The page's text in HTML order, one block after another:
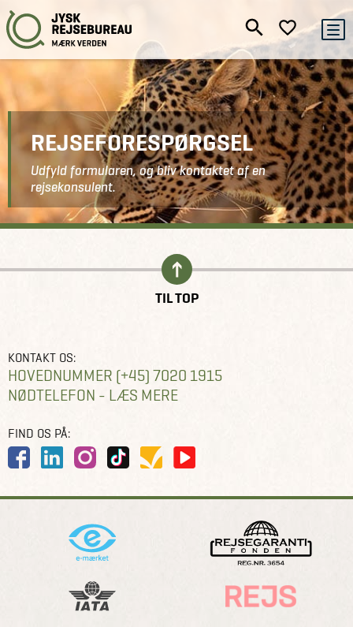
REJSEFORESPØRGSEL
Udfyld formularen, og bliv kontaktet af en
rejsekonsulent.
TIL TOP
KONTAKT OS:
HOVEDNUMMER (+45) 7020 1915
NØDTELEFON - LÆS MERE
FIND OS PÅ: